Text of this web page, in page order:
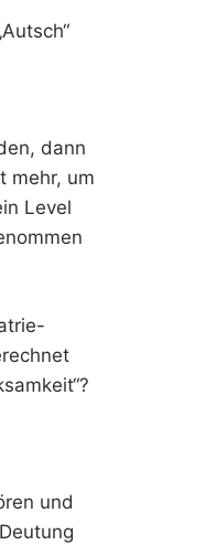
dann
mehr, um
Level
und